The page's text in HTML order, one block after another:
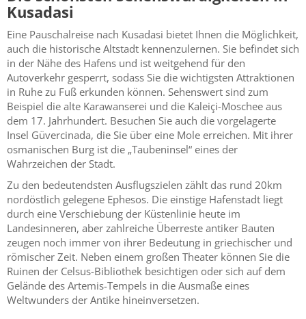
Kusadasi
Eine Pauschalreise nach Kusadasi bietet Ihnen die Möglichkeit,
auch die historische Altstadt kennenzulernen. Sie befindet sich
in der Nähe des Hafens und ist weitgehend für den
Autoverkehr gesperrt, sodass Sie die wichtigsten Attraktionen
in Ruhe zu Fuß erkunden können. Sehenswert sind zum
Beispiel die alte Karawanserei und die Kaleiçi-Moschee aus
dem 17. Jahrhundert. Besuchen Sie auch die vorgelagerte
Insel Güvercinada, die Sie über eine Mole erreichen. Mit ihrer
osmanischen Burg ist die „Taubeninsel“ eines der
Wahrzeichen der Stadt.
Zu den bedeutendsten Ausflugszielen zählt das rund 20km
nordöstlich gelegene Ephesos. Die einstige Hafenstadt liegt
durch eine Verschiebung der Küstenlinie heute im
Landesinneren, aber zahlreiche Überreste antiker Bauten
zeugen noch immer von ihrer Bedeutung in griechischer und
römischer Zeit. Neben einem großen Theater können Sie die
Ruinen der Celsus-Bibliothek besichtigen oder sich auf dem
Gelände des Artemis-Tempels in die Ausmaße eines
Weltwunders der Antike hineinversetzen.